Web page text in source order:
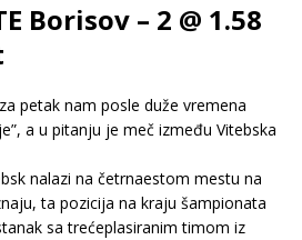
Borisov – 2 @ 1.58
petak nam posle duže vremena
a u pitanju je meč između Vitebska
nalazi na četrnaestom mestu na
ta pozicija na kraju šampionata
sa trećeplasiranim timom iz